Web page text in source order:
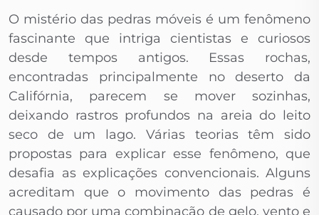
O mistério das pedras móveis é um fenômeno
fascinante que intriga cientistas e curiosos
desde tempos antigos. Essas rochas,
encontradas principalmente no deserto da
Califórnia, parecem se mover sozinhas,
deixando rastros profundos na areia do leito
seco de um lago. Várias teorias têm sido
propostas para explicar esse fenômeno, que
desafia as explicações convencionais. Alguns
acreditam que o movimento das pedras é
causado por uma combinação de gelo, vento e